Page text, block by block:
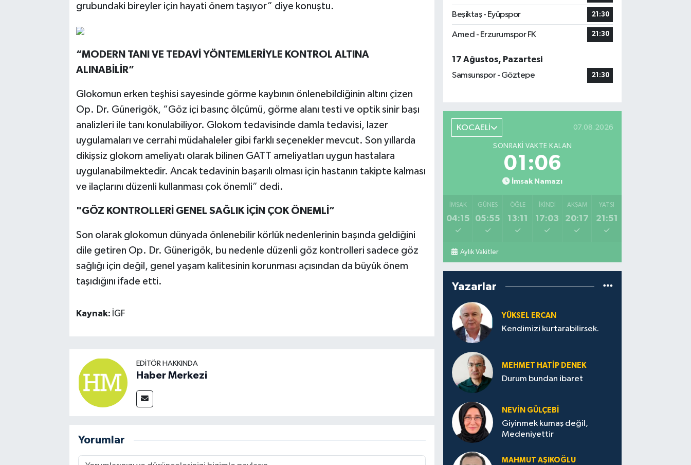
grubundaki bireyler için hayati önem taşıyor” diye konuştu.
“MODERN TANI VE TEDAVİ YÖNTEMLERİYLE KONTROL ALTINA
ALINABİLİR”
Glokomun erken teşhisi sayesinde görme kaybının önlenebildiğinin altını çizen
Op. Dr. Günerigök, “Göz içi basınç ölçümü, görme alanı testi ve optik sinir başı
analizleri ile tanı konulabiliyor. Glokom tedavisinde damla tedavisi, lazer
uygulamaları ve cerrahi müdahaleler gibi farklı seçenekler mevcut. Son yıllarda
dikişsiz glokom ameliyatı olarak bilinen GATT ameliyatları uygun hastalara
uygulanabilmektedir. Ancak tedavinin başarılı olması için hastanın takipte kalması
ve ilaçlarını düzenli kullanması çok önemli” dedi.
"GÖZ KONTROLLERİ GENEL SAĞLIK İÇİN ÇOK ÖNEMLİ”
Son olarak glokomun dünyada önlenebilir körlük nedenlerinin başında geldiğini
dile getiren Op. Dr. Günerigök, bu nedenle düzenli göz kontrolleri sadece göz
sağlığı için değil, genel yaşam kalitesinin korunması açısından da büyük önem
taşıdığını ifade etti.
Kaynak: İGF
EDITÖR HAKKINDA
Haber Merkezi
Yorumlar
Beşiktaş - Eyüpspor 21:30
Amed - Erzurumspor FK 21:30
17 Ağustos, Pazartesi
Samsunspor - Göztepe
21:30
KOCAELİ 07.08.2026
SONRAKI VAKTE KALAN
01:05
İmsak Namazı
İMSAK
04:15
GÜNEŞ
05:55
ÖĞLE
13:11
İKINDI
17:03
AKŞAM
20:17
YATSI
21:51
Aylık Vakitler
Yazarlar
YÜKSEL ERCAN
Kendimizi kurtarabilirsek.
MEHMET HATİP DENEK
Durum bundan ibaret
NEVİN GÜLÇEBİ
Giyinmek kumaş değil,
Medeniyettir
MAHMUT AŞIKOĞLU